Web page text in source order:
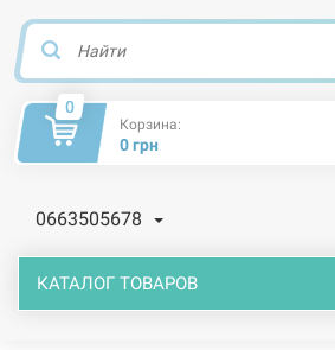
0
Корзина:
0 грн
0663505678
КАТАЛОГ ТОВАРОВ